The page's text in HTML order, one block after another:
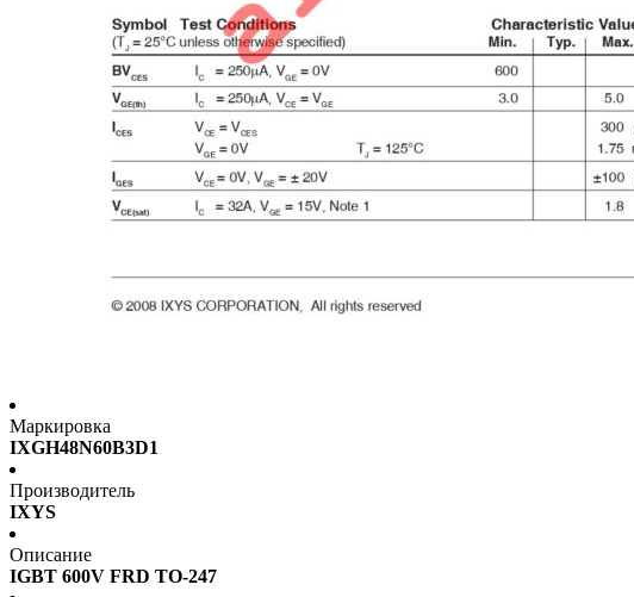
Маркировка
IXGH48N60B3D1
Производитель
IXYS
Описание
IGBT 600V FRD TO-247